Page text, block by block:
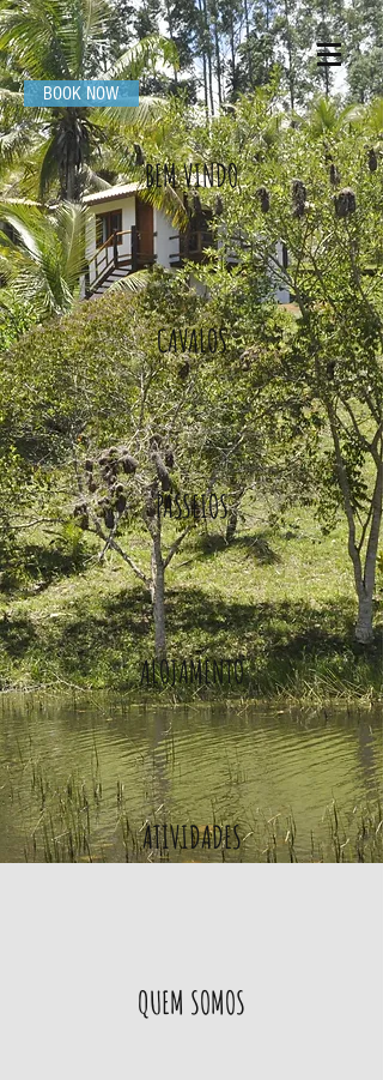
BOOK NOW
BEM VINDO
CAVALOS
PASSEIOS
ALOJAMENTO
ATIVIDADES
QUEM SOMOS